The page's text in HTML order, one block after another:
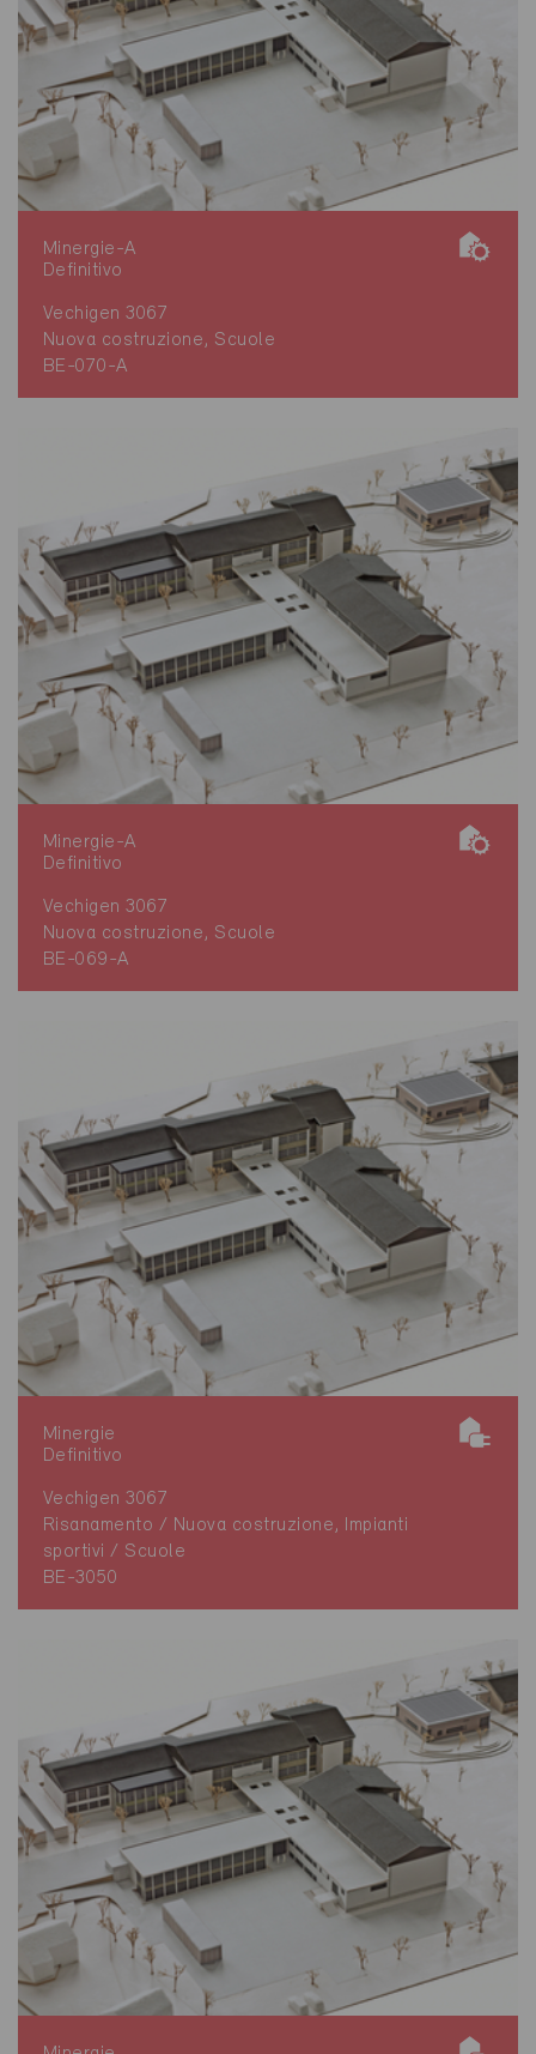
Minergie-A
Definitivo
Vechigen 3067
Nuova costruzione, Scuole
BE-070-A
Minergie-A
Definitivo
Vechigen 3067
Nuova costruzione, Scuole
BE-069-A
Minergie
Definitivo
Vechigen 3067
Risanamento / Nuova costruzione, Impianti
sportivi / Scuole
BE-3050